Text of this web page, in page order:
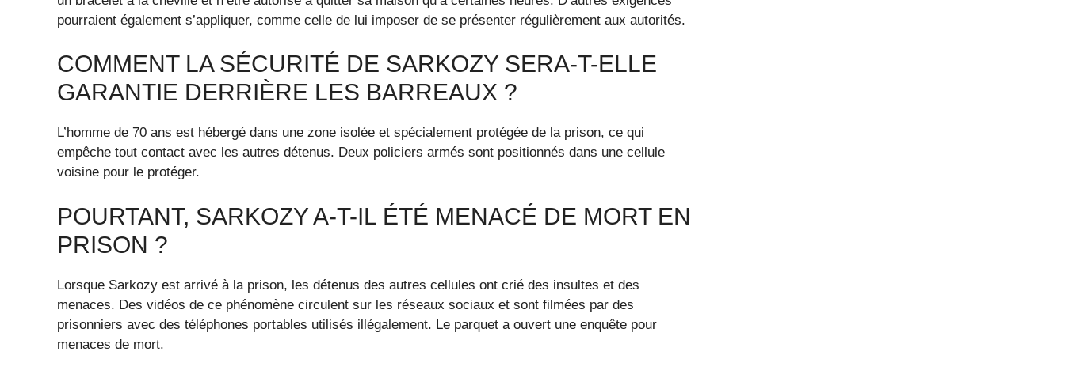
pourraient également s’appliquer, comme celle de lui imposer de se présenter régulièrement aux autorités.
COMMENT LA SÉCURITÉ DE SARKOZY SERA-T-ELLE
GARANTIE DERRIÈRE LES BARREAUX ?
L’homme de 70 ans est hébergé dans une zone isolée et spécialement protégée de la prison, ce qui
empêche tout contact avec les autres détenus. Deux policiers armés sont positionnés dans une cellule
voisine pour le protéger.
POURTANT, SARKOZY A-T-IL ÉTÉ MENACÉ DE MORT EN
PRISON ?
Lorsque Sarkozy est arrivé à la prison, les détenus des autres cellules ont crié des insultes et des
menaces. Des vidéos de ce phénomène circulent sur les réseaux sociaux et sont filmées par des
prisonniers avec des téléphones portables utilisés illégalement. Le parquet a ouvert une enquête pour
menaces de mort.